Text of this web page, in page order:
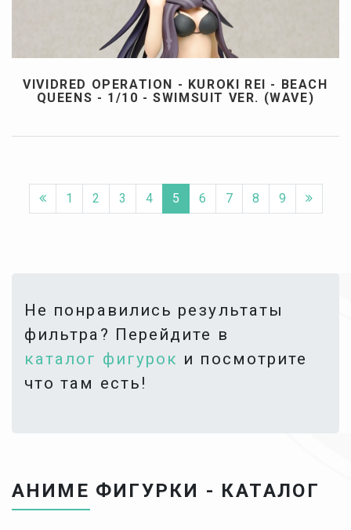
VIVIDRED OPERATION - KUROKI REI - BEACH
QUEENS - 1/10 - SWIMSUIT VER. (WAVE)
1 2 3 4 5 6 7 8 9
Не понравились результаты
фильтра? Перейдите в
каталог фигурок и посмотрите
что там есть!
АНИМЕ ФИГУРКИ - КАТАЛОГ